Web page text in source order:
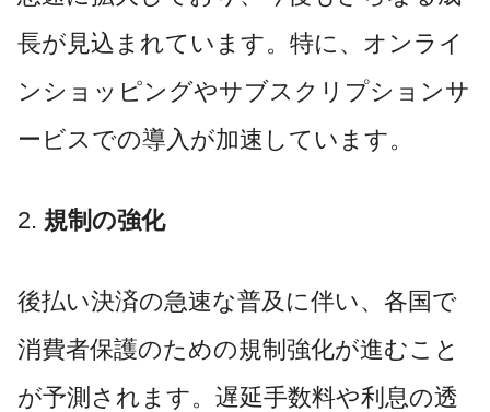
長が見込まれています。特に、オンライ
ンショッピングやサブスクリプションサ
ービスでの導入が加速しています。
2. 規制の強化
後払い決済の急速な普及に伴い、各国で
消費者保護のための規制強化が進むこと
が予測されます。遅延手数料や利息の透